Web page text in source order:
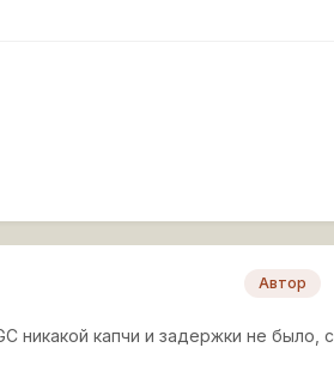
Автор
никакой капчи и задержки не было, с